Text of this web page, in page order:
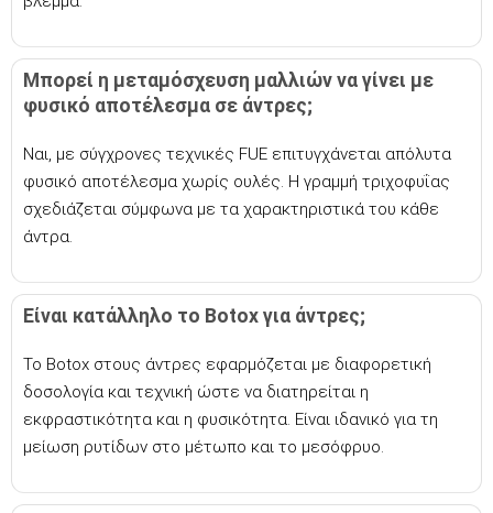
Μπορεί η μεταμόσχευση μαλλιών να γίνει με
φυσικό αποτέλεσμα σε άντρες;
Ναι, με σύγχρονες τεχνικές FUE επιτυγχάνεται απόλυτα
φυσικό αποτέλεσμα χωρίς ουλές. Η γραμμή τριχοφυΐας
σχεδιάζεται σύμφωνα με τα χαρακτηριστικά του κάθε
άντρα.
Είναι κατάλληλο το Botox για άντρες;
Το Botox στους άντρες εφαρμόζεται με διαφορετική
δοσολογία και τεχνική ώστε να διατηρείται η
εκφραστικότητα και η φυσικότητα. Είναι ιδανικό για τη
μείωση ρυτίδων στο μέτωπο και το μεσόφρυο.